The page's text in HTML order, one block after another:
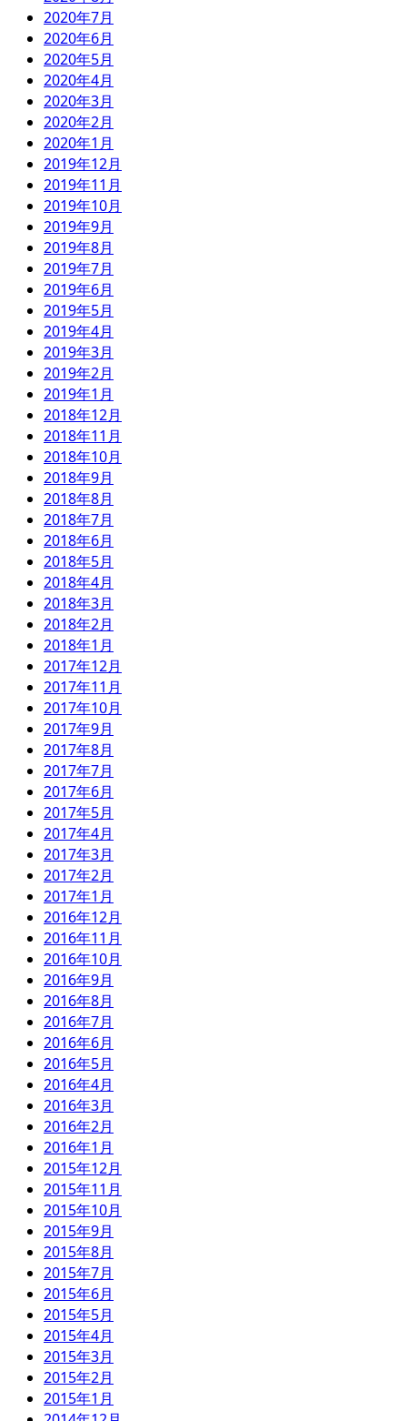
2020年7月
2020年6月
2020年5月
2020年4月
2020年3月
2020年2月
2020年1月
2019年12月
2019年11月
2019年10月
2019年9月
2019年8月
2019年7月
2019年6月
2019年5月
2019年4月
2019年3月
2019年2月
2019年1月
2018年12月
2018年11月
2018年10月
2018年9月
2018年8月
2018年7月
2018年6月
2018年5月
2018年4月
2018年3月
2018年2月
2018年1月
2017年12月
2017年11月
2017年10月
2017年9月
2017年8月
2017年7月
2017年6月
2017年5月
2017年4月
2017年3月
2017年2月
2017年1月
2016年12月
2016年11月
2016年10月
2016年9月
2016年8月
2016年7月
2016年6月
2016年5月
2016年4月
2016年3月
2016年2月
2016年1月
2015年12月
2015年11月
2015年10月
2015年9月
2015年8月
2015年7月
2015年6月
2015年5月
2015年4月
2015年3月
2015年2月
2015年1月